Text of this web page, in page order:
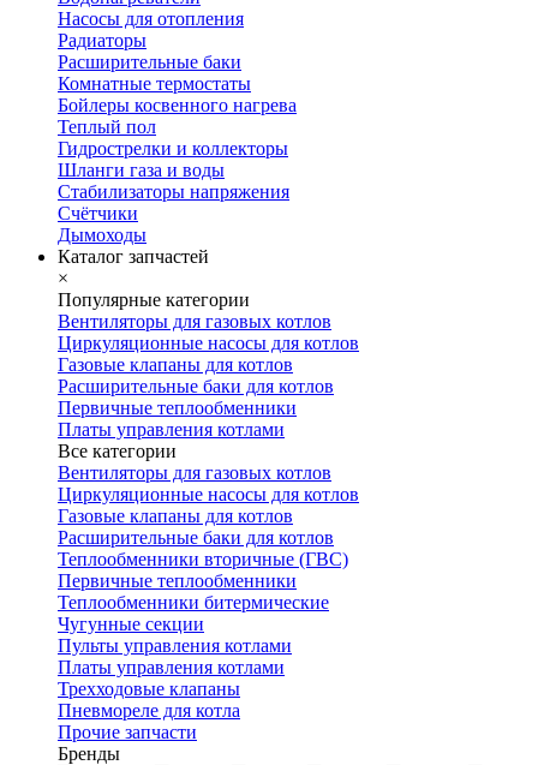
Насосы для отопления
Радиаторы
Расширительные баки
Комнатные термостаты
Бойлеры косвенного нагрева
Теплый пол
Гидрострелки и коллекторы
Шланги газа и воды
Стабилизаторы напряжения
Счётчики
Дымоходы
Каталог запчастей
×
Популярные категории
Вентиляторы для газовых котлов
Циркуляционные насосы для котлов
Газовые клапаны для котлов
Расширительные баки для котлов
Первичные теплообменники
Платы управления котлами
Все категории
Вентиляторы для газовых котлов
Циркуляционные насосы для котлов
Газовые клапаны для котлов
Расширительные баки для котлов
Теплообменники вторичные (ГВС)
Первичные теплообменники
Теплообменники битермические
Чугунные секции
Пульты управления котлами
Платы управления котлами
Трехходовые клапаны
Пневмореле для котла
Прочие запчасти
Бренды